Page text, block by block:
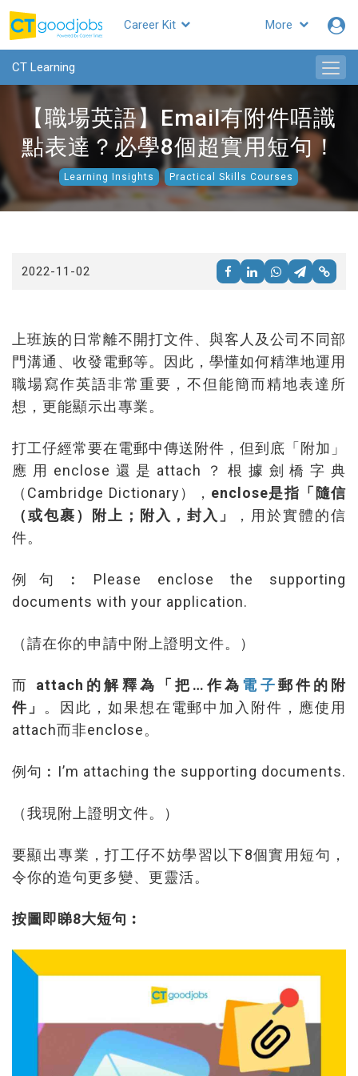
More
CTgoodjobs
Career Kit
CT Learning
【職場英語】Email有附件唔識
點表達？必學8個超實用短句！
Learning Insights Practical Skills Courses
2022-11-02
上班族的日常離不開打文件、與客人及公司不同部
門溝通、收發電郵等。因此，學懂如何精準地運用
職場寫作英語非常重要，不但能簡而精地表達所
想，更能顯示出專業。
打工仔經常要在電郵中傳送附件，但到底「附加」
應用enclose還是attach？根據劍橋字典
（Cambridge Dictionary）， enclose是指「隨信
（或包裹）附上；附入，封入」
，用於實體的信
件。
例句︰Please enclose the supporting
documents with your application.
（請在你的申請中附上證明文件。）
而 attach的解釋為「把…作為 電子郵件的附
件」 。因此，如果想在電郵中加入附件，應使用
attach而非enclose。
例句︰I’m attaching the supporting documents.
（我現附上證明文件。）
要顯出專業，打工仔不妨學習以下8個實用短句，
令你的造句更多變、更靈活。
按圖即睇8大短句︰